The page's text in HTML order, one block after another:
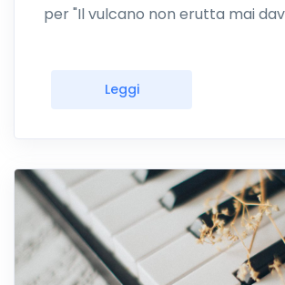
per "Il vulcano non erutta mai
Leggi